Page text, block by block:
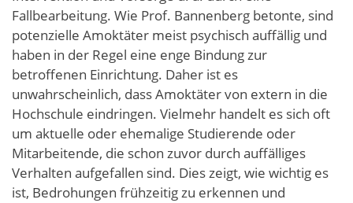
Fallbearbeitung. Wie Prof. Bannenberg betonte, sind
potenzielle Amoktäter meist psychisch auffällig und
haben in der Regel eine enge Bindung zur
betroffenen Einrichtung. Daher ist es
unwahrscheinlich, dass Amoktäter von extern in die
Hochschule eindringen. Vielmehr handelt es sich oft
um aktuelle oder ehemalige Studierende oder
Mitarbeitende, die schon zuvor durch auffälliges
Verhalten aufgefallen sind. Dies zeigt, wie wichtig es
ist, Bedrohungen frühzeitig zu erkennen und